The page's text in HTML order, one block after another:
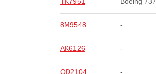
TK7951 Boeing 737
8M9548 -
AK6126 -
OD2104 -